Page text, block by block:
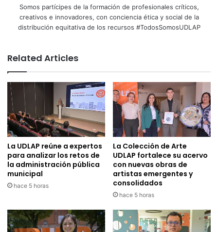
Somos partícipes de la formación de profesionales críticos,
creativos e innovadores, con conciencia ética y social de la
distribución equitativa de los recursos #TodosSomosUDLAP
Related Articles
La UDLAP reúne a expertos
para analizar los retos de
la administración pública
municipal
hace 5 horas
La Colección de Arte
UDLAP fortalece su acervo
con nuevas obras de
artistas emergentes y
consolidados
hace 5 horas